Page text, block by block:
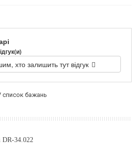
хто залишить тут відгук
список бажань
DR-34.022